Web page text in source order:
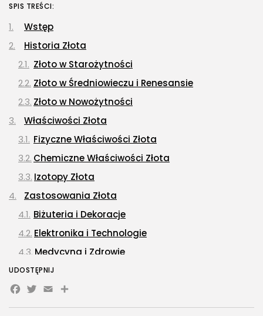
SPIS TREŚCI:
Wstęp
Historia Złota
Złoto w Starożytności
Złoto w Średniowieczu i Renesansie
Złoto w Nowożytności
Właściwości Złota
Fizyczne Właściwości Złota
Chemiczne Właściwości Złota
Izotopy Złota
Zastosowania Złota
Biżuteria i Dekoracje
Elektronika i Technologie
Medycyna i Zdrowie
Inwestycje i Finanse
Złoto w Kulturze i Symbolice
Złoto w Mitologii i Religii
UDOSTĘPNIJ
Facebook
Twitter
EmailShare